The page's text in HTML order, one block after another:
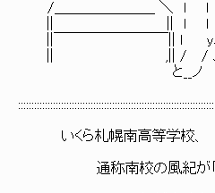
/＿＿＿＿＿＿＿ ＼ l
|| || l l
||￣￣￣￣￣￣￣￣|| l y
|| ,|| / / 、
と__ノ `
いくら札幌南高等学校、
通称南校の風紀が「自由